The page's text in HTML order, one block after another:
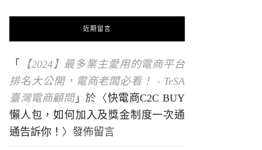
近期留言
「
【2024】最多業主愛用的電商平台
排名大公開，電商老闆必看！ - TeSA
臺灣電商顧問」於〈快電商C2C BUY
懶人包，如何加入及獎金制度一次通
通告訴你！ 〉發佈留言